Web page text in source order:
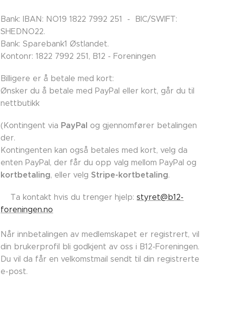
Bank: IBAN: NO19 1822 7992 251 - BIC/SWIFT:
SHEDNO22.
Bank: Sparebank1 Østlandet.
Kontonr: 1822 7992 251, B12 - Foreningen
Billigere er å betale med kort:
Ønsker du å betale med PayPal eller kort, går du til
nettbutikk
(Kontingent via PayPal og gjennomfører betalingen
der.
Kontingenten kan også betales med kort, velg da
enten PayPal, der får du opp valg mellom PayPal og
kortbetaling, eller velg Stripe-kortbetaling.
👉🏼Ta kontakt hvis du trenger hjelp:styret@b12-
foreningen.no
Når innbetalingen av medlemskapet er registrert, vil
din brukerprofil bli godkjent av oss i B12-Foreningen.
Du vil da får en velkomstmail sendt til din registrerte
e-post.